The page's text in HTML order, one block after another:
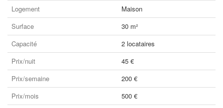
Logement
Maison
Surface
30 m²
Capacité
2 locataires
Prix/nuit
45 €
Prix/semaine
200 €
Prix/mois
500 €